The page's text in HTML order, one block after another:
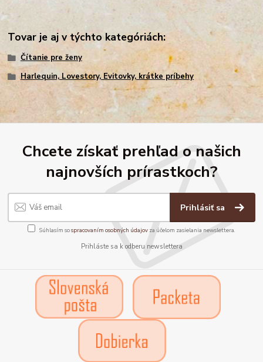
Tovar je aj v týchto kategóriách:
Čítanie pre ženy
Harlequin, Lovestory, Evitovky, krátke príbehy
Chcete získať prehľad o našich
najnovších prírastkoch?
Prihlásiť sa
Súhlasím sospracovaním osobných údajov za účelom zasielania newslettera.
Prihláste sa k odberu newslettera